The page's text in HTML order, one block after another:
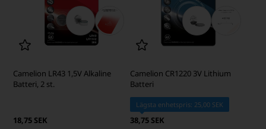
Camelion LR43 1,5V Alkaline
Batteri, 2 st.
18,75 SEK
Camelion CR1220 3V Lithium
Batteri
Lägsta enhetspris: 25,00 SEK
38,75 SEK